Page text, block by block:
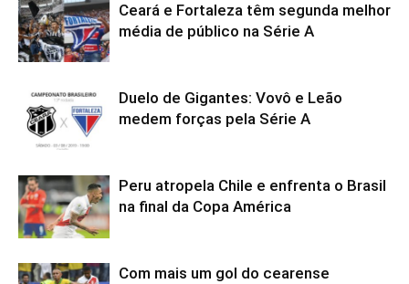
Ceará e Fortaleza têm segunda melhor
média de público na Série A
Duelo de Gigantes: Vovô e Leão
medem forças pela Série A
Peru atropela Chile e enfrenta o Brasil
na final da Copa América
Com mais um gol do cearense